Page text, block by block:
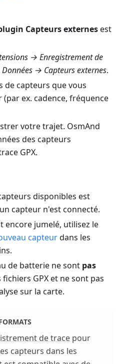
Capteurs externesest
→ Enregistrement de
→ Capteurs externes.
de capteurs que vous
ex. cadence, fréquence
votre trajet. OsmAnd
des capteurs
GPX.
disponibles est
capteur n'est connecté.
encore jumelé, utilisez le
capteurdans les
de batterie ne sont pas
GPX et ne sont pas
sur la carte.
de trace pour
capteurs dans les